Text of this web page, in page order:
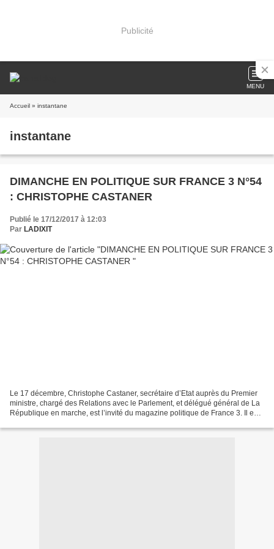
Publicité
MENU
Accueil » instantane
instantane
DIMANCHE EN POLITIQUE SUR FRANCE 3 N°54
: CHRISTOPHE CASTANER
Publié le 17/12/2017 à 12:03
Par LADIXIT
Le 17 décembre, Christophe Castaner, secrétaire d’Etat auprès du Premier
ministre, chargé des Relations avec le Parlement, et délégué général de La
République en marche, est l’invité du magazine politique de France 3. Il est